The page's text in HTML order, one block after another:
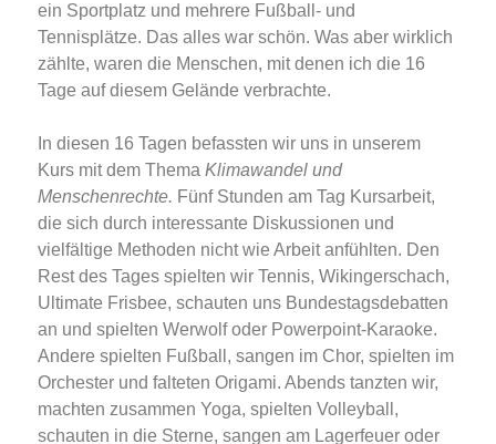
ein Sportplatz und mehrere Fußball- und
Tennisplätze. Das alles war schön. Was aber wirklich
zählte, waren die Menschen, mit denen ich die 16
Tage auf diesem Gelände verbrachte.
In diesen 16 Tagen befassten wir uns in unserem
Kurs mit dem Thema Klimawandel und
Menschenrechte. Fünf Stunden am Tag Kursarbeit,
die sich durch interessante Diskussionen und
vielfältige Methoden nicht wie Arbeit anfühlten. Den
Rest des Tages spielten wir Tennis, Wikingerschach,
Ultimate Frisbee, schauten uns Bundestagsdebatten
an und spielten Werwolf oder Powerpoint-Karaoke.
Andere spielten Fußball, sangen im Chor, spielten im
Orchester und falteten Origami. Abends tanzten wir,
machten zusammen Yoga, spielten Volleyball,
schauten in die Sterne, sangen am Lagerfeuer oder